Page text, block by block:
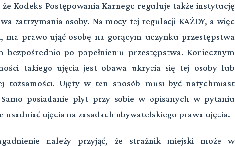
Kodeks Postępowania Karnego reguluje także instytucję
zatrzymania osoby. Na mocy tej regulacji KAŻDY, a więc
ma prawo ująć osobę na gorącym uczynku przestępstwa
po popełnieniu przestępstwa. Koniecznym
takiego ujęcia jest obawa ukrycia się tej osoby lub
tożsamości. Ujęty w ten sposób musi być natychmiast
posiadanie płyt przy sobie w opisanych w pytaniu
usadniać ujęcia na zasadach obywatelskiego prawa ujęcia.
należy przyjąć, że strażnik miejski może w